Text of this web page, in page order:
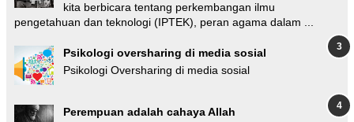
kita berbicara tentang perkembangan ilmu
pengetahuan dan teknologi (IPTEK), peran agama dalam ...
Psikologi oversharing di media sosial
Psikologi Oversharing di media sosial
Perempuan adalah cahaya Allah